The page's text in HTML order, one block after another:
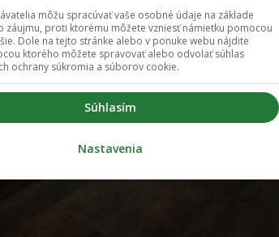
môžu spracúvať vaše osobné údaje na základe
záujmu, proti ktorému môžete vzniesť námietku pomocou
Dole na tejto stránke alebo v ponuke webu nájdite
ktorého môžete spravovať alebo odvolať súhlas
ochrany súkromia a súborov cookie.
Súhlasím
Nastavenia